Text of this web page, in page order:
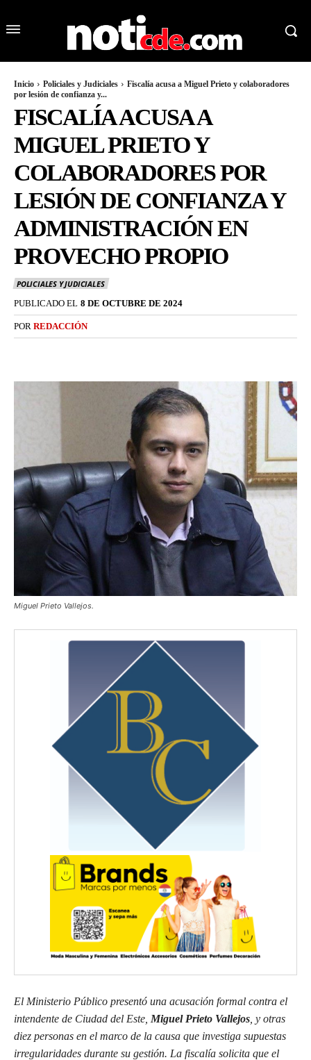
Inicio Policiales y Judiciales
Fiscalía acusa a Miguel Prieto y colaboradores
por lesión de confianza y...
FISCALÍA ACUSA A
MIGUEL PRIETO Y
COLABORADORES POR
LESIÓN DE CONFIANZA Y
ADMINISTRACIÓN EN
PROVECHO PROPIO
POLICIALES Y JUDICIALES
PUBLICADO EL 8 DE OCTUBRE DE 2024
POR REDACCIÓN
Miguel Prieto Vallejos.
El Ministerio Público presentó una acusación formal contra el
intendente de Ciudad del Este, Miguel Prieto Vallejos , y otras
diez personas en el marco de la causa que investiga supuestas
irregularidades durante su gestión. La fiscalía solicita que el